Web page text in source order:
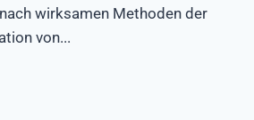
wirksamen Methoden der
von...